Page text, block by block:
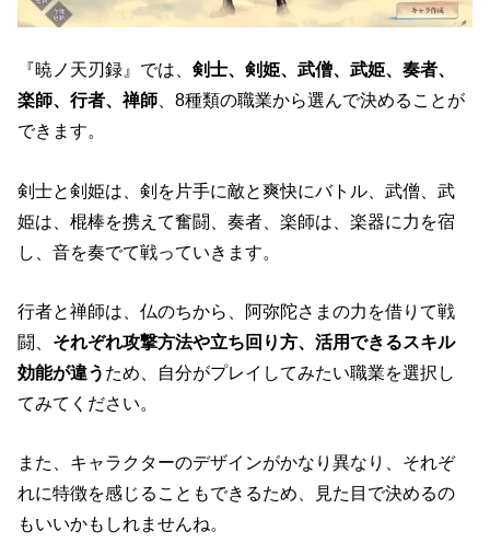
『暁ノ天刃録』では、剣士、剣姫、武僧、武姫、奏者、
楽師、行者、禅師 、8種類の職業から選んで決めることが
できます。
剣士と剣姫は、剣を片手に敵と爽快にバトル、武僧、武
姫は、棍棒を携えて奮闘、奏者、楽師は、楽器に力を宿
し、音を奏でて戦っていきます。
行者と禅師は、仏のちから、阿弥陀さまの力を借りて戦
闘、 それぞれ攻撃方法や立ち回り方、活用できるスキル
効能が違う ため、自分がプレイしてみたい職業を選択し
てみてください。
また、キャラクターのデザインがかなり異なり、それぞ
れに特徴を感じることもできるため、見た目で決めるの
もいいかもしれませんね。